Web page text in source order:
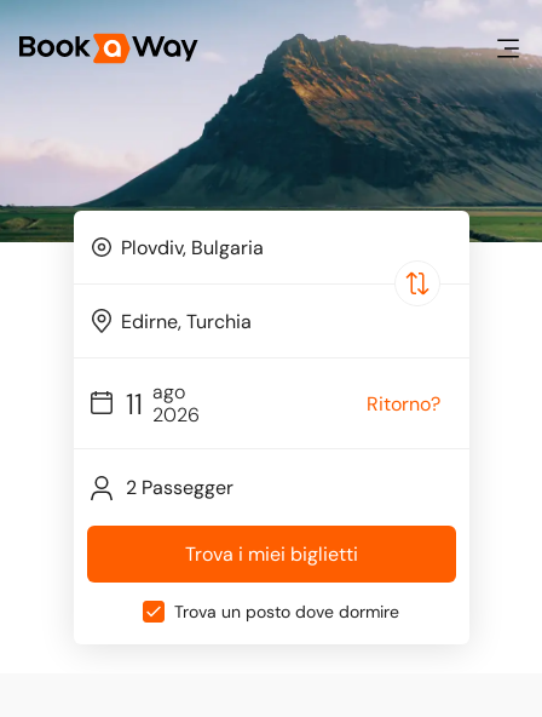
11 ago
2026
Ritorno?
2 Passegger
Trova i miei biglietti
Trova un posto dove dormire